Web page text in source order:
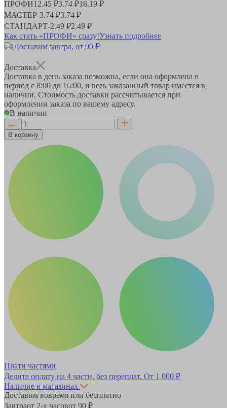
ПРОФИ12.45 ₽3.74 ₽16.19 ₽
МАСТЕР-3.74 ₽3.74 ₽
СТАНДАРТ-2.49 ₽2.49 ₽
Как стать «ПРОФИ» сразу!Узнать подробнее
Доставим завтра, от 90 ₽
Доставка
Доставка в день заказа возможна, если она оформлена в
период с 8:00 до 16:00, и весь заказанный товар имеется в
наличии. Стоимость доставки рассчитывается при
оформлении заказа по вашему адресу.
В наличии
В корзину
Плати частями
Делите оплату на 4 части, без переплат. От 1 000 ₽
Наличие в магазинах
Доставим вовремя или бесплатно
Завтраот 2-х часовот 90 ₽